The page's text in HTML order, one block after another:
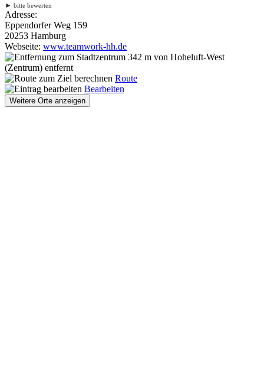
► bitte bewerten
Adresse:
Eppendorfer Weg 159
20253 Hamburg
Webseite: www.teamwork-hh.de
342 m von Hoheluft-West
(Zentrum) entfernt
Route
Bearbeiten
Weitere Orte anzeigen